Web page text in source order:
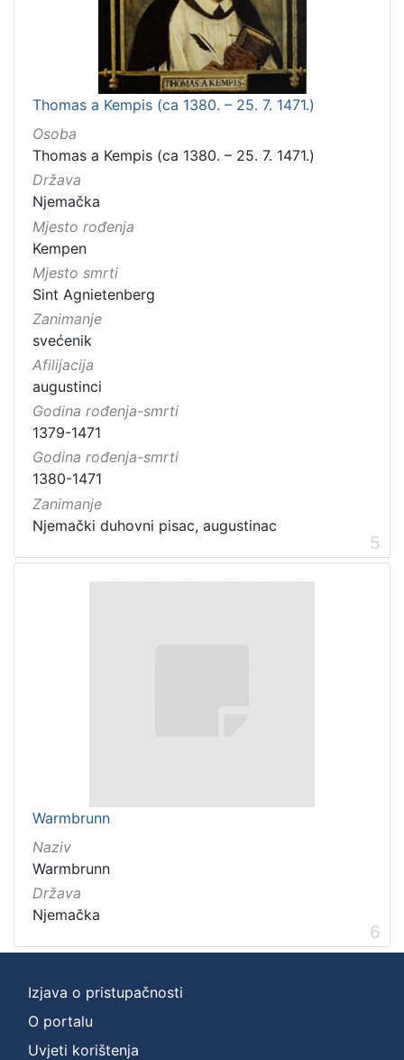
Thomas a Kempis (ca 1380. – 25. 7. 1471.)
Osoba
Thomas a Kempis (ca 1380. – 25. 7. 1471.)
Država
Njemačka
Mjesto rođenja
Kempen
Mjesto smrti
Sint Agnietenberg
Zanimanje
svećenik
Afilijacija
augustinci
Godina rođenja-smrti
1379-1471
Godina rođenja-smrti
1380-1471
Zanimanje
5
Warmbrunn
Naziv
Warmbrunn
Država
Njemačka
6
Izjava o pristupačnosti
O portalu
Uvjeti korištenja